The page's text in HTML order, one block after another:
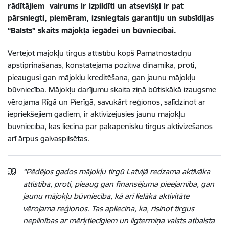
rādītājiem vairums ir izpildīti un atsevišķi ir pat
pārsniegti, piemēram, izsniegtais garantiju un subsīdijas
“Balsts” skaits mājokļa iegādei un būvniecībai.
Vērtējot mājokļu tirgus attīstību kopš Pamatnostādņu
apstiprināšanas, konstatējama pozitīva dinamika, proti,
pieaugusi gan mājokļu kreditēšana, gan jaunu mājokļu
būvniecība. Mājokļu darījumu skaita ziņā būtiskākā izaugsme
vērojama Rīgā un Pierīgā, savukārt reģionos, salīdzinot ar
iepriekšējiem gadiem, ir aktivizējusies jaunu mājokļu
būvniecība, kas liecina par pakāpenisku tirgus aktivizēšanos
arī ārpus galvaspilsētas.
“Pēdējos gados mājokļu tirgū Latvijā redzama aktīvāka
attīstība, proti, pieaug gan finansējuma pieejamība, gan
jaunu mājokļu būvniecība, kā arī lielāka aktivitāte
vērojama reģionos. Tas apliecina, ka, risinot tirgus
nepilnības ar mērķtiecīgiem un ilgtermiņa valsts atbalsta